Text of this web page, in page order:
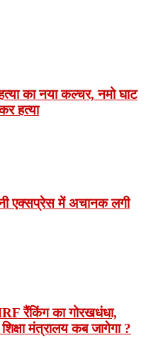
का नया कल्चर, नमो घाट
हत्या
एक्सप्रेस में अचानक लगी
रैंकिंग का गोरखधंधा,
मंत्रालय कब जागेगा ?